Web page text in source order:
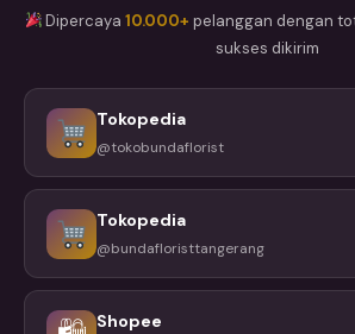
Dipercaya10.000+ pelanggan dengan
sukses dikirim
Tokopedia
@tokobundaflorist
Tokopedia
@bundafloristtangerang
Shopee